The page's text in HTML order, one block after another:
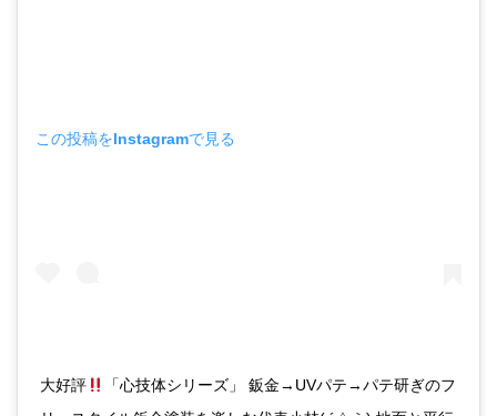
この投稿をInstagramで見る
大好評
「心技体シリーズ」 鈑金→UVパテ→パテ研ぎのフ